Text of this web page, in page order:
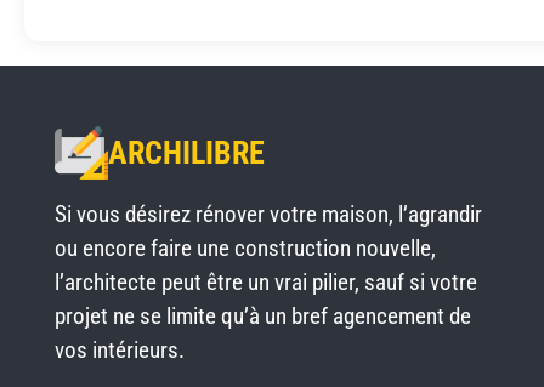
ARCHILIBRE
Si vous désirez rénover votre maison, l’agrandir
ou encore faire une construction nouvelle,
l’architecte peut être un vrai pilier, sauf si votre
projet ne se limite qu’à un bref agencement de
vos intérieurs.